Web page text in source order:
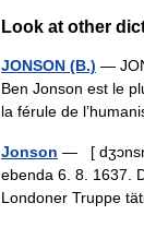
Look at other
JONSON (B.) —
Ben Jonson est le
la férule de
Jonson — [
ebenda 6. 8. 1637.
Londoner Truppe